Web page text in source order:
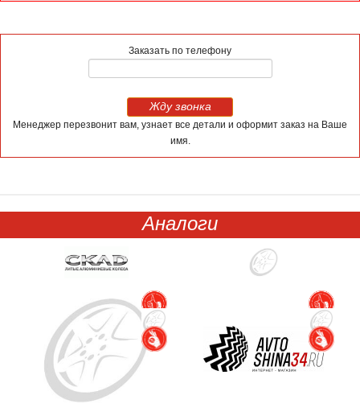
Заказать по телефону
Жду звонка
Менеджер перезвонит вам, узнает все детали и оформит заказ на Ваше
имя.
Аналоги